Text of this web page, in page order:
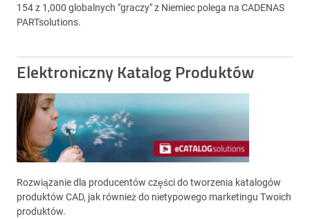
154 z 1,000 globalnych "graczy" z Niemiec polega na CADENAS
PARTsolutions.
Elektroniczny Katalog Produktów
Rozwiązanie dla producentów części do tworzenia katalogów
produktów CAD, jak również do nietypowego marketingu Twoich
produktów.